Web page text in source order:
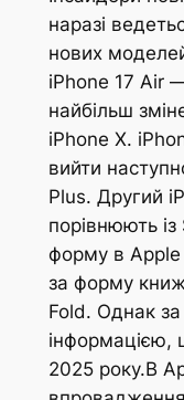
наразі
нових
iPhone 17 Air
найбільш
iPhone X.
вийти
Plus. Другий
порівнюють
форму в
за форму
Fold. Однак
інформацією,
2025 року.В